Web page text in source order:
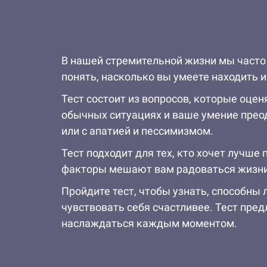
В нашей стремительной жизни мы
понять, насколько вы умеете
Тест состоит из вопросов, которые
обычных ситуациях и ваше умение
или с апатией и пессимизмом.
Тест подходит для тех, кто хочет
факторы мешают вам радоваться
Пройдите тест, чтобы узнать,
чувствовать себя счастливее. Тест
наслаждаться каждым моментом.